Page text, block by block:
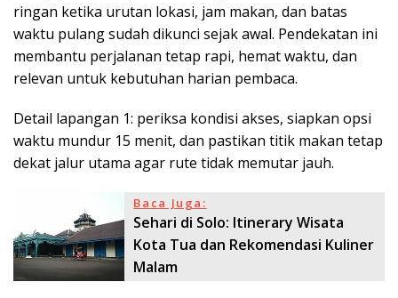
ringan ketika urutan lokasi, jam makan, dan batas
waktu pulang sudah dikunci sejak awal. Pendekatan ini
membantu perjalanan tetap rapi, hemat waktu, dan
relevan untuk kebutuhan harian pembaca.
Detail lapangan 1: periksa kondisi akses, siapkan opsi
waktu mundur 15 menit, dan pastikan titik makan tetap
dekat jalur utama agar rute tidak memutar jauh.
Baca Juga:
Sehari di Solo: Itinerary Wisata
Kota Tua dan Rekomendasi Kuliner
Malam